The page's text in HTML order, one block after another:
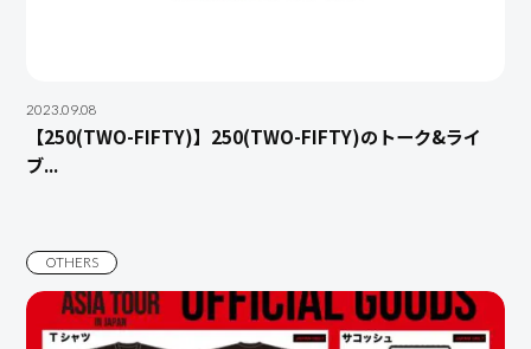
2023.09.08
【250(TWO-FIFTY)】250(TWO-FIFTY)のトーク&ライ
ブ...
OTHERS